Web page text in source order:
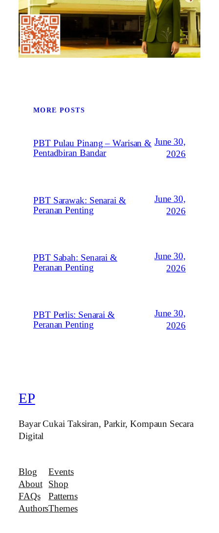
MORE POSTS
PBT Pulau Pinang – Warisan &
Pentadbiran Bandar
June 30,
2026
PBT Sarawak: Senarai &
Peranan Penting
June 30,
2026
PBT Sabah: Senarai &
Peranan Penting
June 30,
2026
PBT Perlis: Senarai &
Peranan Penting
June 30,
2026
EP
Bayar Cukai Taksiran, Parkir, Kompaun Secara
Digital
Blog
About
FAQs
Authors
Events
Shop
Patterns
Themes